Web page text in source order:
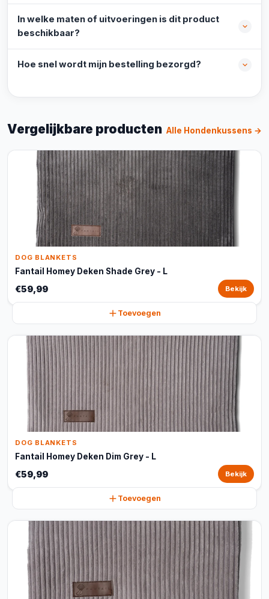
In welke maten of uitvoeringen is dit product
beschikbaar?
Hoe snel wordt mijn bestelling bezorgd?
Vergelijkbare producten Alle Hondenkussens →
DOG BLANKETS
Fantail Homey Deken Shade Grey - L
€59,99 Bekijk
Toevoegen
DOG BLANKETS
Fantail Homey Deken Dim Grey - L
€59,99 Bekijk
Toevoegen